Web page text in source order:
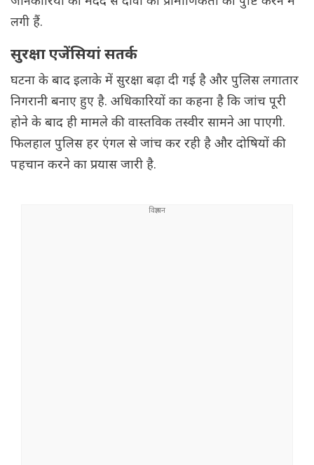
लगी हैं.
सुरक्षा एजेंसियां सतर्क
घटना के बाद इलाके में सुरक्षा बढ़ा दी गई है और पुलिस लगातार
निगरानी बनाए हुए है. अधिकारियों का कहना है कि जांच पूरी
होने के बाद ही मामले की वास्तविक तस्वीर सामने आ पाएगी.
फिलहाल पुलिस हर एंगल से जांच कर रही है और दोषियों की
पहचान करने का प्रयास जारी है.